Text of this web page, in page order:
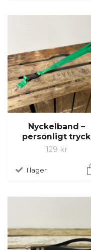
Nyckelband –
personligt tryck
129 kr
I lager